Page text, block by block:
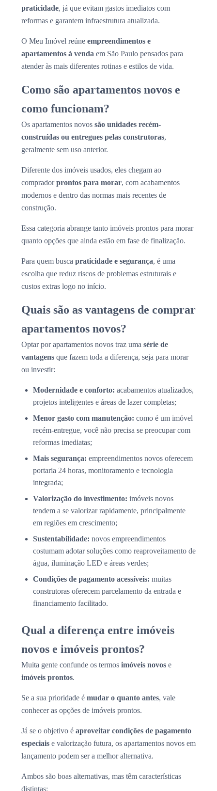
praticidade, já que evitam gastos imediatos com
reformas e garantem infraestrutura atualizada.
O Meu Imóvel reúne empreendimentos e
apartamentos à venda em São Paulo pensados para
atender às mais diferentes rotinas e estilos de vida.
Como são apartamentos novos e
como funcionam?
Os apartamentos novos são unidades recém-
construídas ou entregues pelas construtoras,
geralmente sem uso anterior.
Diferente dos imóveis usados, eles chegam ao
compradorprontos para morar, com acabamentos
modernos e dentro das normas mais recentes de
construção.
Essa categoria abrange tanto imóveis prontos para morar
quanto opções que ainda estão em fase de finalização.
Para quem busca praticidade e segurança, é uma
escolha que reduz riscos de problemas estruturais e
custos extras logo no início.
Quais são as vantagens de comprar
apartamentos novos?
Optar por apartamentos novos traz uma série de
vantagens que fazem toda a diferença, seja para morar
ou investir:
Modernidade e conforto: acabamentos atualizados,
projetos inteligentes e áreas de lazer completas;
Menor gasto com manutenção: como é um imóvel
recém-entregue, você não precisa se preocupar com
reformas imediatas;
Mais segurança: empreendimentos novos oferecem
portaria 24 horas, monitoramento e tecnologia
integrada;
Valorização do investimento: imóveis novos
tendem a se valorizar rapidamente, principalmente
em regiões em crescimento;
Sustentabilidade: novos empreendimentos
costumam adotar soluções como reaproveitamento de
água, iluminação LED e áreas verdes;
Condições de pagamento acessíveis: muitas
construtoras oferecem parcelamento da entrada e
financiamento facilitado.
Qual a diferença entre imóveis
novos e imóveis prontos?
Muita gente confunde os termos imóveis novos e
imóveis prontos.
Se a sua prioridade é mudar o quanto antes, vale
conhecer as opções de imóveis prontos.
Já se o objetivo é aproveitar condições de pagamento
especiais e valorização futura, os apartamentos novos em
lançamento podem ser a melhor alternativa.
Ambos são boas alternativas, mas têm características
distintas: